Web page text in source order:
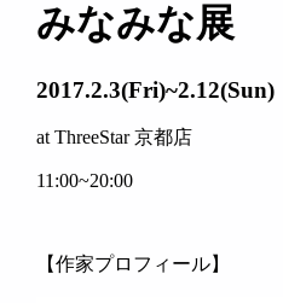
みなみな展
2017.2.3(Fri)~2.12(Sun)
at ThreeStar 京都店
11:00~20:00
【作家プロフィール】